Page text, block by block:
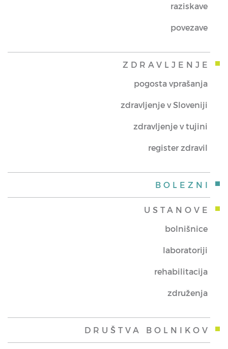
raziskave
povezave
ZDRAVLJENJE
pogosta vprašanja
zdravljenje v Sloveniji
zdravljenje v tujini
register zdravil
BOLEZNI
USTANOVE
bolnišnice
laboratoriji
rehabilitacija
združenja
DRUŠTVA BOLNIKOV